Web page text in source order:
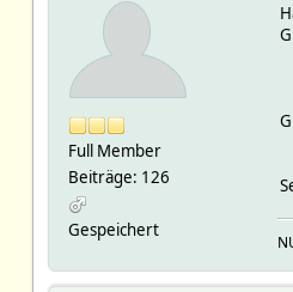
Full Member
Beiträge: 126
Gespeichert